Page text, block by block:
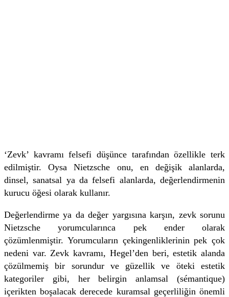
‘Zevk’ kavramı felsefi düşünce tarafından özellikle terk
edilmiştir. Oysa Nietzsche onu, en değişik alanlarda,
dinsel, sanatsal ya da felsefi alanlarda, değerlendirmenin
kurucu öğesi olarak kullanır.
Değerlendirme ya da değer yargısına karşın, zevk sorunu
Nietzsche yorumcularınca pek ender olarak
çözümlenmiştir. Yorumcuların çekingenliklerinin pek çok
nedeni var. Zevk kavramı, Hegel’den beri, estetik alanda
çözülmemiş bir sorundur ve güzellik ve öteki estetik
kategoriler gibi, her belirgin anlamsal (sémantique)
içerikten boşalacak derecede kuramsal geçerliliğin önemli